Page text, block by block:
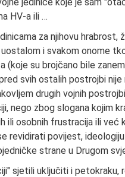
HV-a ili …
za njihovu
i svakom onome
(koje su brojčano bile
svih ostalih postrojbi
drugih vojnih
nego zbog slogana kojim
ili osobnih frustracija ili
revidirati povijest,
strane u Drugom
sjetili uključiti i petokraku,